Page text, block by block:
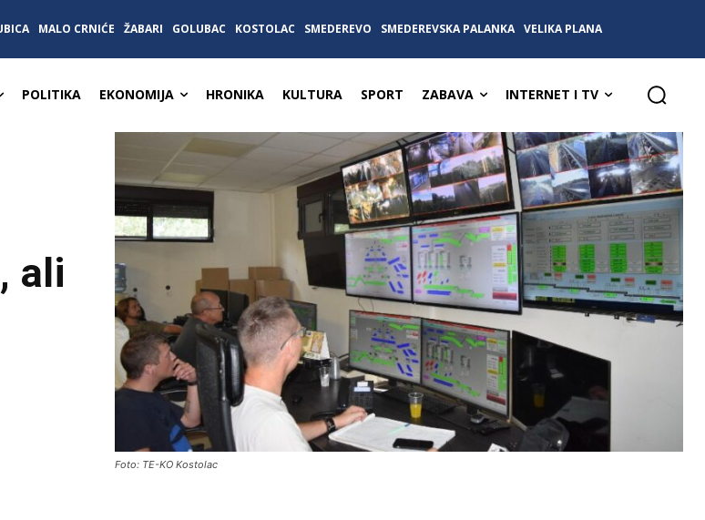
MALO CRNIĆE ŽABARI GOLUBAC KOSTOLAC SMEDEREVO SMEDEREVSKA PALANKA VELIKA PLANA
POLITIKA EKONOMIJA HRONIKA KULTURA SPORT ZABAVA INTERNET I TV
ali
Foto: TE-KO Kostolac